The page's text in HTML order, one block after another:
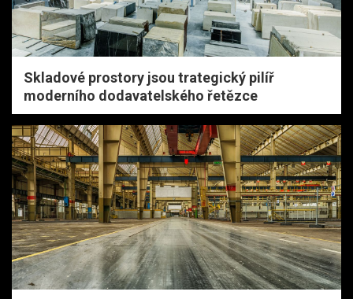
Skladové prostory jsou trategický pilíř
moderního dodavatelského řetězce